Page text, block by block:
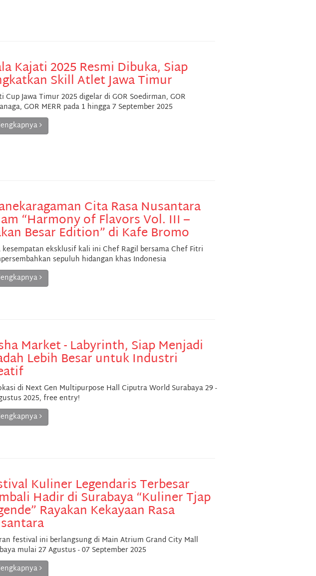
Kajati 2025 Resmi Dibuka, Siap
Skill Atlet Jawa Timur
Cup Jawa Timur 2025 digelar di GOR Soedirman, GOR
GOR MERR pada 1 hingga 7 September 2025
Cita Rasa Nusantara
“Harmony of Flavors Vol. III –
Besar Edition” di Kafe Bromo
kesempatan eksklusif kali ini Chef Ragil bersama Chef Fitri
sepuluh hidangan khas Indonesia
Market - Labyrinth, Siap Menjadi
Lebih Besar untuk Industri
di Next Gen Multipurpose Hall Ciputra World Surabaya 29 -
2025, free entry!
Kuliner Legendaris Terbesar
Hadir di Surabaya “Kuliner Tjap
Rayakan Kekayaan Rasa
festival ini berlangsung di Main Atrium Grand City Mall
mulai 27 Agustus - 07 September 2025